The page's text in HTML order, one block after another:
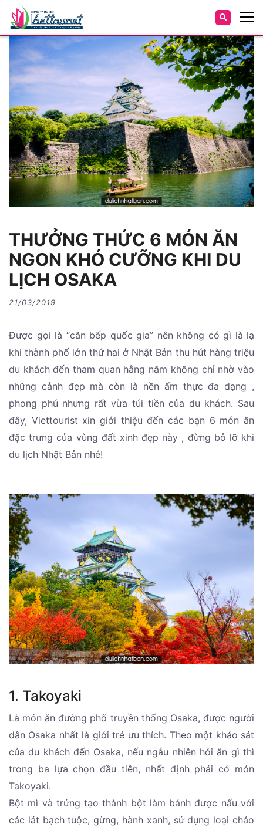
THƯỞNG THỨC 6 MÓN ĂN
NGON KHÓ CƯỠNG KHI DU
LỊCH OSAKA
21/03/2019
Được gọi là “căn bếp quốc gia” nên không có gì là lạ
khi thành phố lớn thứ hai ở Nhật Bản thu hút hàng triệu
du khách đến tham quan hằng năm không chỉ nhờ vào
những cảnh đẹp mà còn là nền ẩm thực đa dạng ,
phong phú nhưng rất vừa túi tiền của du khách. Sau
đây, Viettourist xin giới thiệu đến các bạn 6 món ăn
đặc trưng của vùng đất xinh đẹp này , đừng bỏ lỡ khi
du lịch Nhật Bản nhé!
1. Takoyaki
Là món ăn đường phố truyền thống Osaka, được người
dân Osaka nhất là giới trẻ ưu thích. Theo một khảo sát
của du khách đến Osaka, nếu ngẫu nhiên hỏi ăn gì thì
trong ba lựa chọn đầu tiên, nhất định phải có món
Takoyaki.
Bột mì và trứng tạo thành bột làm bánh được nấu với
các lát bạch tuộc, gừng, hành xanh, sử dụng loại chảo